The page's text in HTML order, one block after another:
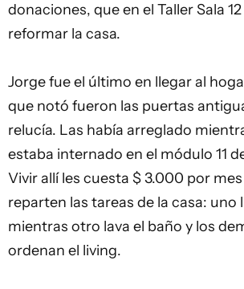
donaciones, que en el Taller Sala
reformar la casa.
Jorge fue el último en llegar al
que notó fueron las puertas
relucía. Las había arreglado
estaba internado en el módulo 11
Vivir allí les cuesta $ 3.000 por
reparten las tareas de la casa: uno
mientras otro lava el baño y los
ordenan el living.